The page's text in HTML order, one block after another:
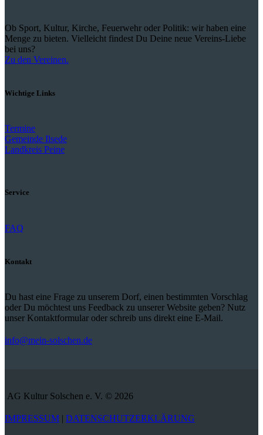
Ob Sport, Kultur, Kirche, Feuerwehr oder Politik: wir haben eine
Menge zu bieten. Vielleicht findest Du Deine neue Vereins-Liebe
bei uns?
Zu den Vereinen.
Wichtige Links
Termine
Gemeinde Ilsede
Landkreis Peine
Service
FAQ
Kontakt
Du hast eine Frage zu unserem Dorf, einen bestimmten Vorschlag
oder Du möchtest uns Feedback zu unserer Website geben? Nutz
unser Kontaktformular oder schreib uns direkt eine E-Mail.
info@mein-solschen.de
AG Kultur Solschen e. V. © 2026
IMPRESSUM | DATENSCHUTZERKLÄRUNG